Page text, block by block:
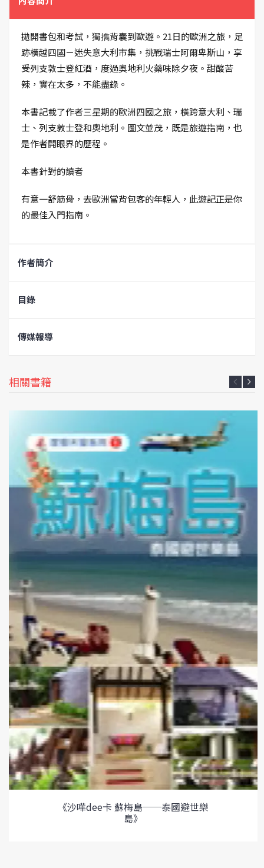
拋開書包和考試，獨擕背囊到歐遊。21日的歐洲之旅，足
跡橫越四國－迷失意大利市集，挑戰瑞士阿爾卑斯山，享
受列支敦士登紅酒，度過奧地利火藥味除夕夜。甜酸苦
辣，實在太多，不能盡錄。
本書記載了作者三星期的歐洲四國之旅，橫跨意大利、瑞
士、列支敦士登和奧地利。圖文並茂，既是旅遊指南，也
是作者開眼界的歷程。
本書針對的讀者
有意一舒筋骨，去歐洲當背包客的年輕人，此遊記正是你
的最佳入門指南。
作者簡介
目錄
傳媒報導
相關書籍
《沙嘩dee卡 蘇梅島──泰國避世樂
島》